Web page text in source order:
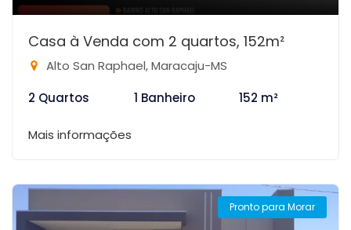
Casa à Venda com 2 quartos, 152m²
Alto San Raphael, Maracaju-MS
2 Quartos
1 Banheiro 152 m²
Mais informações
Pronto para Morar